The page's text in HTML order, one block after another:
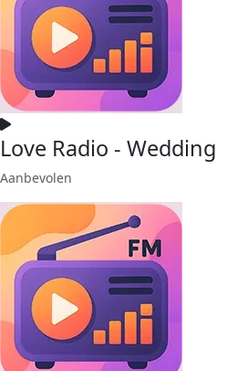
Love Radio - Wedding
Aanbevolen